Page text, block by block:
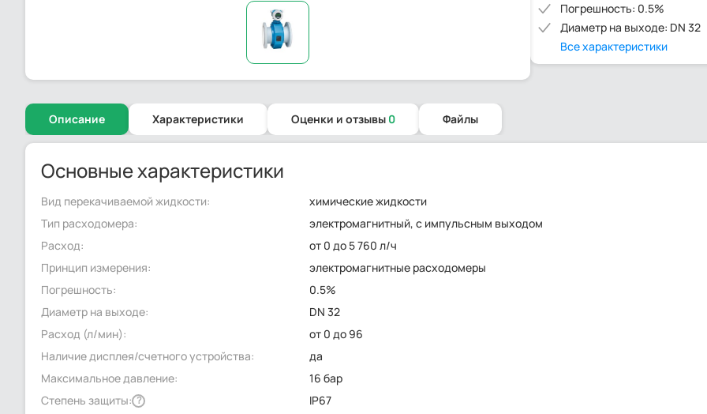
Погрешность: 0.5%
Диаметр на выходе: DN 32
Все характеристики
Описание Характеристики Оценки и отзывы 0 Файлы
Основные характеристики
Вид перекачиваемой жидкости:
химические жидкости
Тип расходомера:
электромагнитный, с импульсным выходом
Расход:
от 0 до 5 760 л/ч
Принцип измерения:
электромагнитные расходомеры
Погрешность:
0.5%
Диаметр на выходе:
DN 32
Расход (л/мин):
от 0 до 96
Наличие дисплея/счетного устройства:
да
Максимальное давление:
16 бар
Степень защиты: ?
IP67